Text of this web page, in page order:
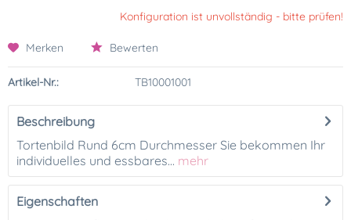
Konfiguration ist unvollständig - bitte prüfen!
Merken Bewerten
Artikel-Nr.: TB10001001
Beschreibung
Tortenbild Rund 6cm Durchmesser Sie bekommen Ihr
individuelles und essbares... mehr
Eigenschaften